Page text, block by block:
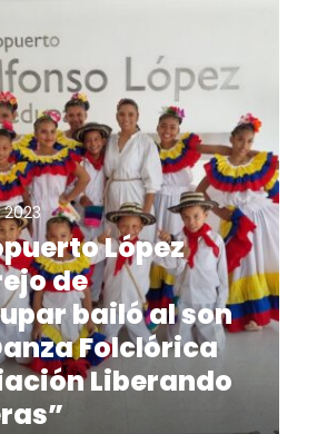
López
de
bailó al son
Folclórica
Liberando